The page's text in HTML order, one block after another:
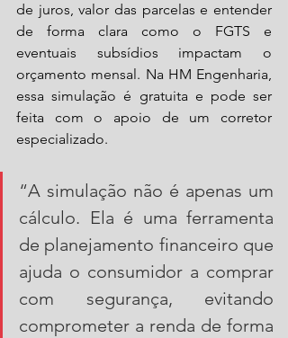
de juros, valor das parcelas e entender
de forma clara como o FGTS e
eventuais subsídios impactam o
orçamento mensal. Na HM Engenharia,
essa simulação é gratuita e pode ser
feita com o apoio de um corretor
especializado.
“A simulação não é apenas um
cálculo. Ela é uma ferramenta
de planejamento financeiro que
ajuda o consumidor a comprar
com segurança, evitando
comprometer a renda de forma